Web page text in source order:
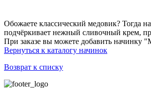
Обожаете классический медовик? Тогда
подчёркивает нежный сливочный крем,
При заказе вы можете добавить начинку
Вернуться к каталогу начинок
Возврат к списку